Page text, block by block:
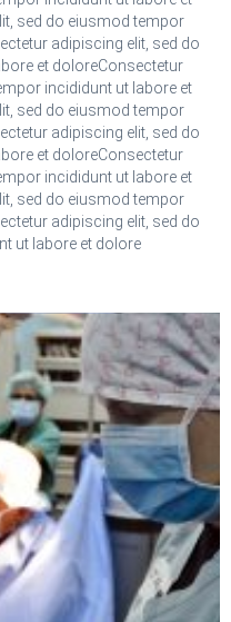
sed do eiusmod tempor
adipiscing elit, sed do
et doloreConsectetur
incididunt ut labore et
sed do eiusmod tempor
adipiscing elit, sed do
et doloreConsectetur
incididunt ut labore et
sed do eiusmod tempor
adipiscing elit, sed do
ut labore et dolore